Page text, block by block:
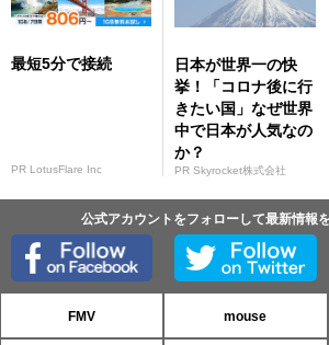
最短5分で接続
PR LotusFlare Inc
日本が世界一の快
挙！「コロナ後に行
きたい国」なぜ世界
中で日本が人気なの
か？
PR Skyrocket株式会社
公式アカウントをフォローして最新情報
FMV mouse